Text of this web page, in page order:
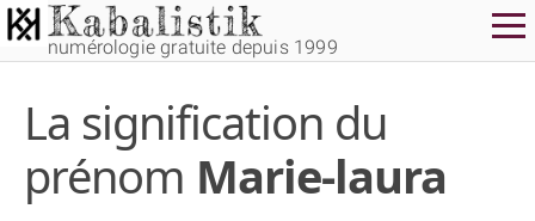
numérologie gratuite depuis 1999
La signification du
prénom Marie-laura